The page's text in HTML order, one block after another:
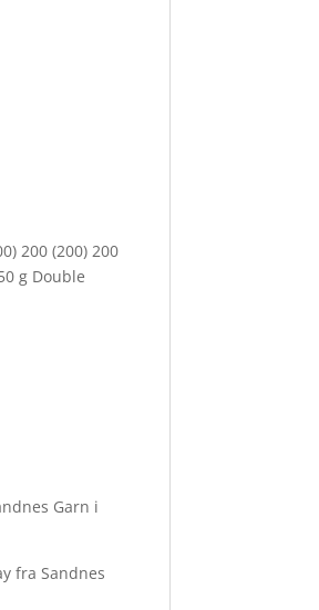
200 (200) 200
g Double
Garn i
fra Sandnes